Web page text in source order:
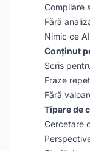
Compilare
Fără
Nimic ce
Conținut
Scris
Fraze
Fără
Tipare de
Cercetare